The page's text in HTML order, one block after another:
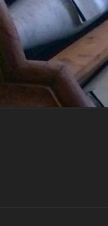
Aller
au
contenu
principal